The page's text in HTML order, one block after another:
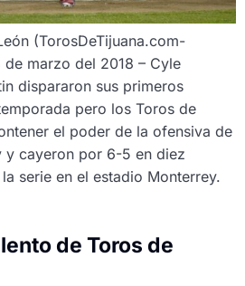
(TorosDeTijuana.com-
marzo del 2018 – Cyle
dispararon sus primeros
pero los Toros de
el poder de la ofensiva de
y cayeron por 6-5 en diez
serie en el estadio Monterrey.
de Toros de